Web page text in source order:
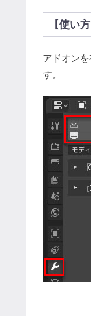
【使い方
アドオン
す。